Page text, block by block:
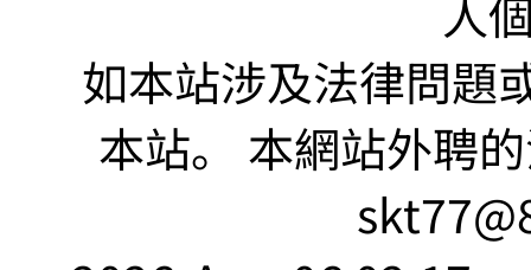
人
如本站涉及法律問題
本站。 本網站外聘